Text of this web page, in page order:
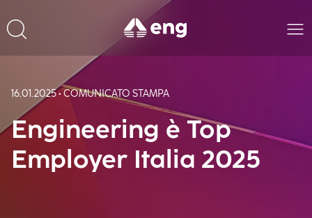
16.01.2025 • COMUNICATO STAMPA
Engineering è Top
Employer Italia 2025